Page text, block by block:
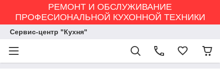
РЕМОНТ И ОБСЛУЖИВАНИЕ
ПРОФЕСИОНАЛЬНОЙ КУХОННОЙ ТЕХНИКИ
Сервис-центр "Кухня"